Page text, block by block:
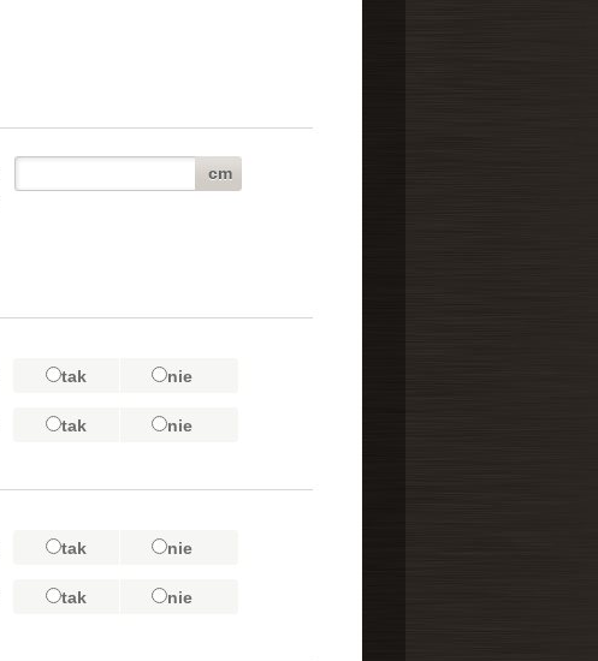
cm
tak nie
tak nie
tak nie
tak nie